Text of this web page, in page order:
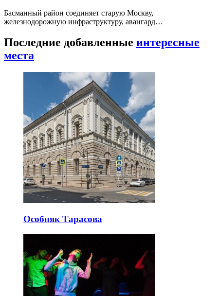
Басманный район соединяет старую Москву,
железнодорожную инфраструктуру, авангард…
Последние добавленные интересные
места
Особняк Тарасова